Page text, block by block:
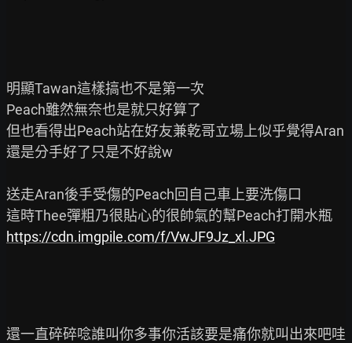
明顯Tawan這樣搞也不是第一次
Peach雖然無奈也是就只好算了
但也看得出Peach站在好友兼乾哥立場上似乎覺得Aran
還是分手好了只是不好說w
送走Aran後手受傷的Peach回自己車上要洗傷口
https://cdn.imgpile.com/f/VwJF9Jz_xl.JPG
還一直碎碎唸誰叫你多事你活該要是痛你就叫出來吧哇